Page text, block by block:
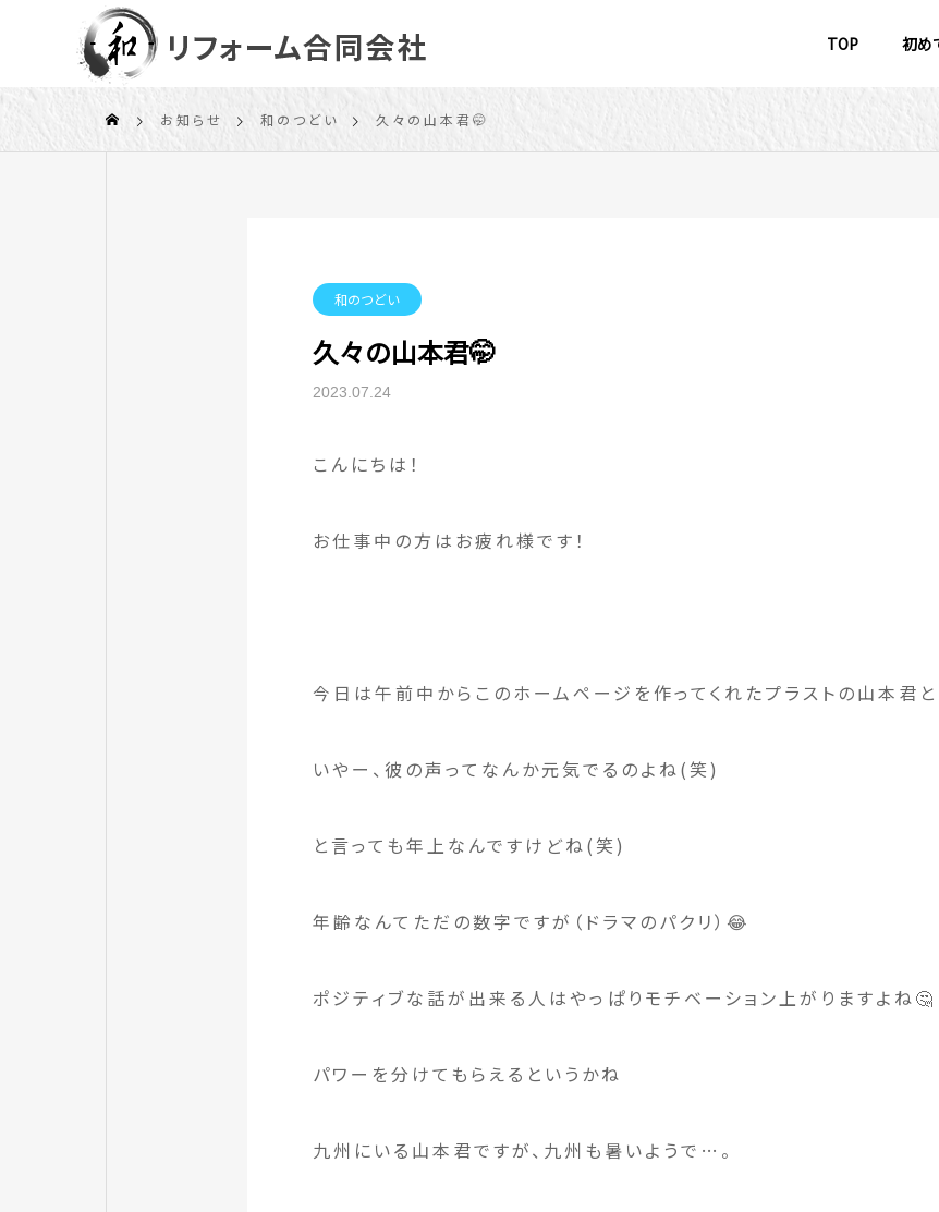
TOP 初め
お知らせ 和のつどい 久々の山本君🤭
和のつどい
久々の山本君🤭
2023.07.24
こんにちは！
お仕事中の方はお疲れ様です！
今日は午前中からこのホームページを作ってくれたプラストの山本君
いやー、彼の声ってなんか元気でるのよね(笑)
と言っても年上なんですけどね(笑)
年齢なんてただの数字ですが（ドラマのパクリ）😂
ポジティブな話が出来る人はやっぱりモチベーション上がりますよね🤔
パワーを分けてもらえるというかね
九州にいる山本君ですが、九州も暑いようで…。